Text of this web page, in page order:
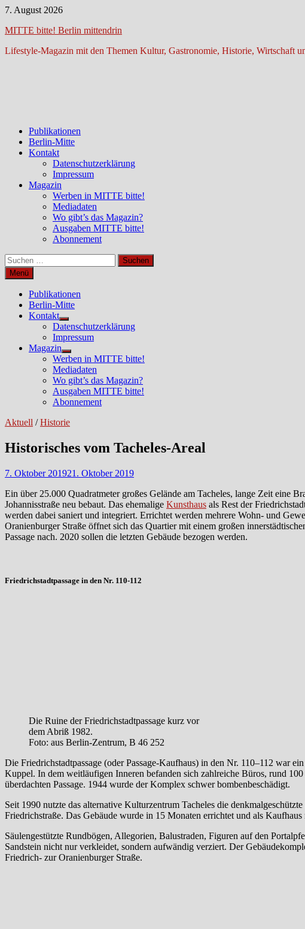
Zum
springen
7. August 2026
MITTE bitte! Berlin mittendrin
Lifestyle-Magazin mit den Themen Kultur, Gastronomie, Historie, Wirtschaft
Publikationen
Berlin-Mitte
Kontakt
Datenschutzerklärung
Impressum
Magazin
Werben in MITTE bitte!
Mediadaten
Wo gibt’s das Magazin?
Ausgaben MITTE bitte!
Abonnement
Suchen
nach:
Menü
Publikationen
Berlin-Mitte
Kontakt
Untermenü
anzeigen
Datenschutzerklärung
Impressum
Magazin
Untermenü
anzeigen
Werben in MITTE bitte!
Mediadaten
Wo gibt’s das Magazin?
Ausgaben MITTE bitte!
Abonnement
Aktuell /Historie
Historisches vom Tacheles-Areal
7. Oktober 201921. Oktober 2019
Ein über 25.000 Quadratmeter großes Gelände am Tacheles, lange Zeit eine
Johannisstraße neu bebaut. Das ehemalige Kunsthaus als Rest der
werden dabei saniert und integriert. Errichtet werden mehrere Wohn- und
Oranienburger Straße öffnet sich das Quartier mit einem großen
Passage nach. 2020 sollen die letzten Gebäude bezogen werden.
Friedrichstadtpassage in den Nr. 110-112
Die Ruine der Friedrichstadtpassage kurz vor
dem Abriß 1982.
Foto: aus Berlin-Zentrum, B 46 252
Die Friedrichstadtpassage (oder Passage-Kaufhaus) in den Nr. 110–112 war
Kuppel. In dem weitläufigen Inneren befanden sich zahlreiche Büros, rund
überdachten Passage. 1944 wurde der Komplex schwer bombenbeschädigt.
Seit 1990 nutzte das alternative Kulturzentrum Tacheles die
Friedrichstraße. Das Gebäude wurde in 15 Monaten errichtet und als
Säulengestützte Rundbögen, Allegorien, Balustraden, Figuren auf den
Sandstein nicht nur verkleidet, sondern aufwändig verziert. Der
Friedrich- zur Oranienburger Straße.